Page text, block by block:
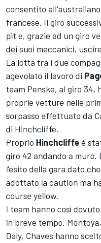
consentito
francese. Il giro
pit e, grazie ad un giro
dei suoi meccanici,
La lotta tra i due
agevolato il lavoro di
team Penske, al giro
proprie vetture nelle
sorpasso effettuato da
di Hinchcliffe.
Proprio Hinchcliffe è
giro 42 andando a
l'esito della gara dato
adottato la caution ma
course yellow.
I team hanno così
in breve tempo.
Daly, Chaves hanno